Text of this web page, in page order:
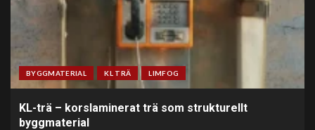
BYGGMATERIAL KL TRÄ LIMFOG
KL-trä – korslaminerat trä som strukturellt
byggmaterial